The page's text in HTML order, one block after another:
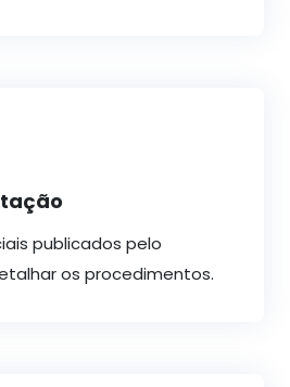
publicados pelo
os procedimentos.